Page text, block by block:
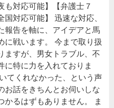
も対応可能】【弁護士７
対応可能】 迅速な対応、
報告を軸に、アイデアと馬
に戦います。 今まで取り扱
ますが、男女トラブル、不
に特に力を入れておりま
てくれなかった、という声
お話をきちんとお伺いしな
かるはずもありません。 ま